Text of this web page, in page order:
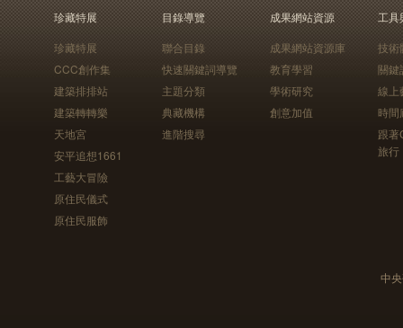
珍藏特展
珍藏特展
CCC創作集
建築排排站
建築轉轉樂
天地宮
安平追想1661
工藝大冒險
原住民儀式
原住民服飾
目錄導覽
聯合目錄
快速關鍵詞導覽
主題分類
典藏機構
進階搜尋
成果網站資源
成果網站資源庫
教育學習
學術研究
創意加值
工具
技術
關鍵
線上
時間
跟
旅行
中